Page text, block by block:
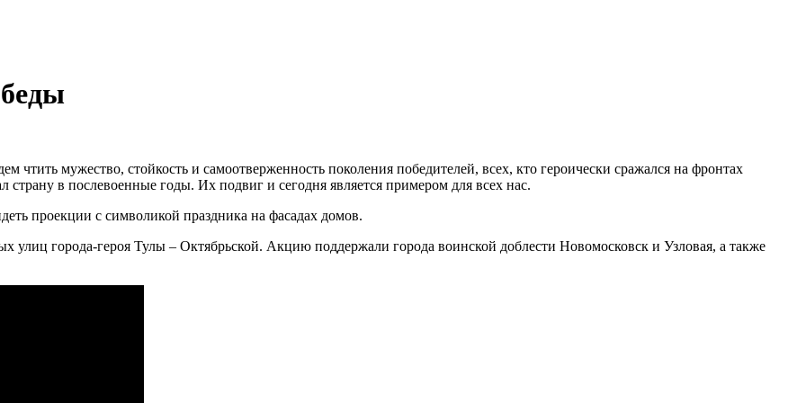
чтить мужество, стойкость и самоотверженность поколения победителей, всех, кто героически сражался на фронтах
в послевоенные годы. Их подвиг и сегодня является примером для всех нас.
проекции с символикой праздника на фасадах домов.
улиц города-героя Тулы – Октябрьской. Акцию поддержали города воинской доблести Новомосковск и Узловая, а также